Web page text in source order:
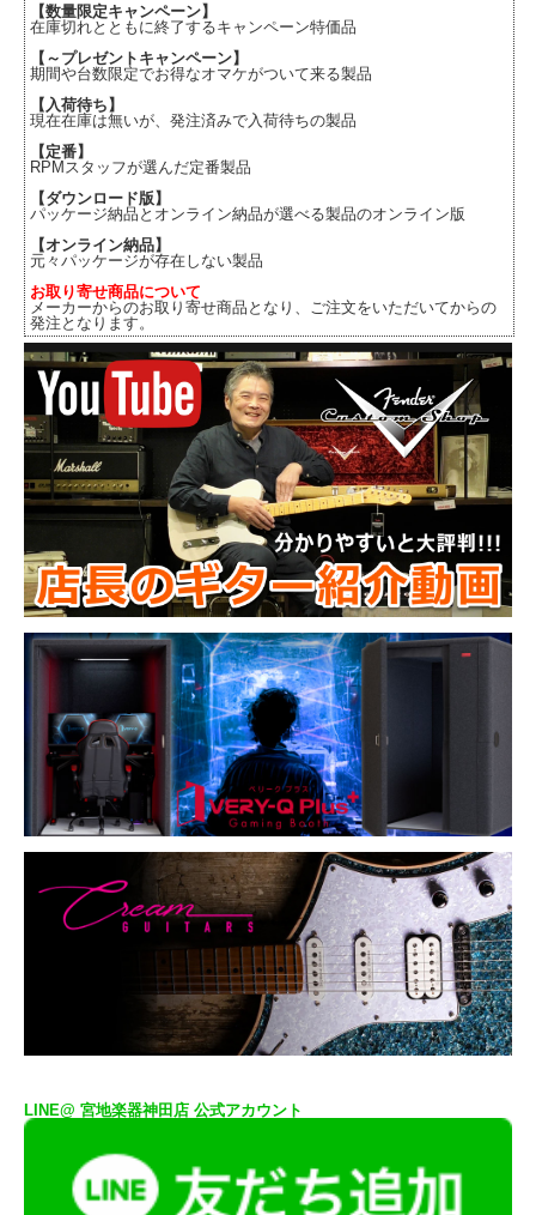
【数量限定キャンペーン】
在庫切れとともに終了するキャンペーン特価品
【～プレゼントキャンペーン】
期間や台数限定でお得なオマケがついて来る製品
【入荷待ち】
現在在庫は無いが、発注済みで入荷待ちの製品
【定番】
RPMスタッフが選んだ定番製品
【ダウンロード版】
パッケージ納品とオンライン納品が選べる製品のオンライン版
【オンライン納品】
元々パッケージが存在しない製品
お取り寄せ商品について
メーカーからのお取り寄せ商品となり、ご注文をいただいてからの
発注となります。
LINE@ 宮地楽器神田店 公式アカウント